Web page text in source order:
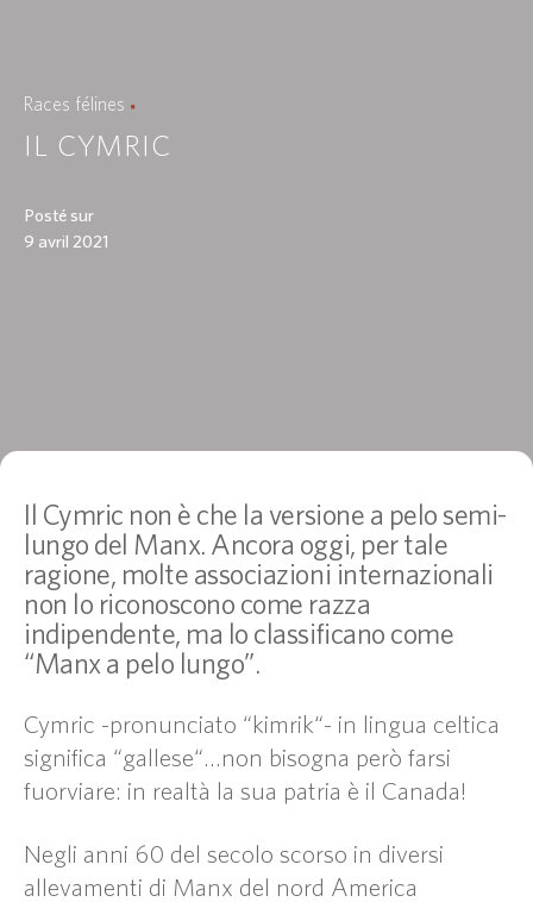
Races félines
IL CYMRIC
Posté sur
9 avril 2021
Il Cymric non è che la versione a pelo semi-
lungo del Manx. Ancora oggi, per tale
ragione, molte associazioni internazionali
non lo riconoscono come razza
indipendente, ma lo classificano come
“Manx a pelo lungo”.
Cymric -pronunciato “kimrik“- in lingua celtica
significa “gallese“…non bisogna però farsi
fuorviare: in realtà la sua patria è il Canada!
Negli anni 60 del secolo scorso in diversi
allevamenti di Manx del nord America